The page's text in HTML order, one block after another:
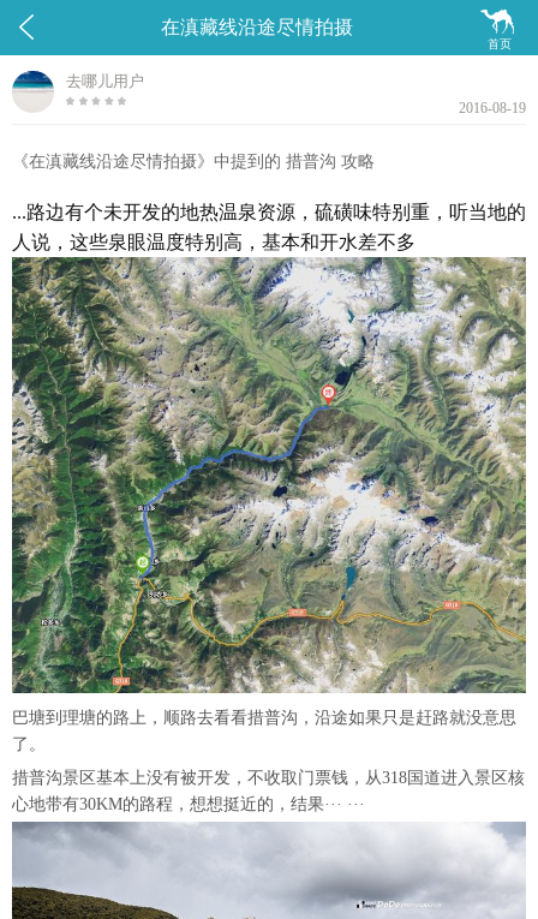
 
首页
在滇藏线沿途尽情拍摄
去哪儿用户
2016-08-19
《在滇藏线沿途尽情拍摄》中提到的 措普沟 攻略
...路边有个未开发的地热温泉资源，硫磺味特别重，听当地的
人说，这些泉眼温度特别高，基本和开水差不多
巴塘到理塘的路上，顺路去看看措普沟，沿途如果只是赶路就没意思
了。
措普沟景区基本上没有被开发，不收取门票钱，从318国道进入景区核
心地带有30KM的路程，想想挺近的，结果··· ···